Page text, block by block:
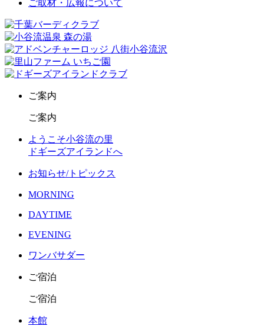
ご取材・広報について
ご案内
ご案内
ようこそ小谷流の里
ドギーズアイランドへ
お知らせ/トピックス
MORNING
DAYTIME
EVENING
ワンバサダー
ご宿泊
ご宿泊
本館